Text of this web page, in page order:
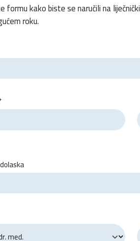
formu kako biste se naručili na
roku.